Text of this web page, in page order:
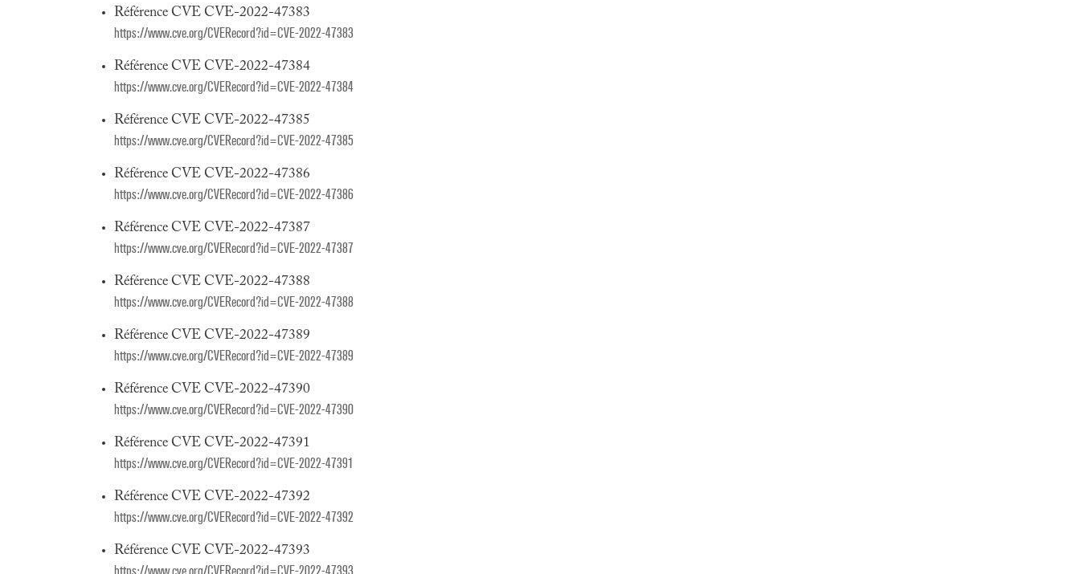
Référence CVE CVE-2022-47383
https://www.cve.org/CVERecord?id=CVE-2022-47383
Référence CVE CVE-2022-47384
https://www.cve.org/CVERecord?id=CVE-2022-47384
Référence CVE CVE-2022-47385
https://www.cve.org/CVERecord?id=CVE-2022-47385
Référence CVE CVE-2022-47386
https://www.cve.org/CVERecord?id=CVE-2022-47386
Référence CVE CVE-2022-47387
https://www.cve.org/CVERecord?id=CVE-2022-47387
Référence CVE CVE-2022-47388
https://www.cve.org/CVERecord?id=CVE-2022-47388
Référence CVE CVE-2022-47389
https://www.cve.org/CVERecord?id=CVE-2022-47389
Référence CVE CVE-2022-47390
https://www.cve.org/CVERecord?id=CVE-2022-47390
Référence CVE CVE-2022-47391
https://www.cve.org/CVERecord?id=CVE-2022-47391
Référence CVE CVE-2022-47392
https://www.cve.org/CVERecord?id=CVE-2022-47392
Référence CVE CVE-2022-47393